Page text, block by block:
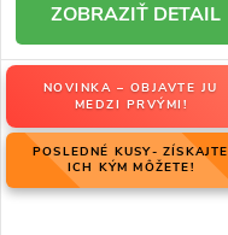
DETAIL
NOVINKA – OBJAVTE JU
MEDZI PRVÝMI!
POSLEDNÉ KUSY- ZÍSKAJTE
ICH KÝM MÔŽETE!